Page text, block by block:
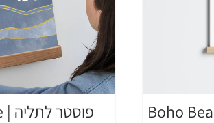
פוסטר לתליה | Boho Sunshine